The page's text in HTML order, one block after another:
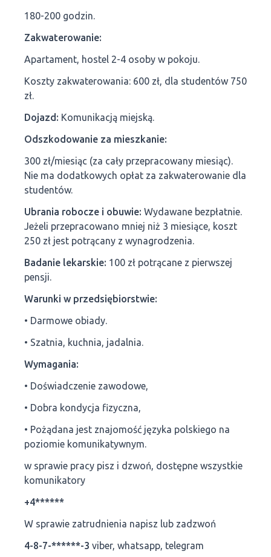
180-200 godzin.
Zakwaterowanie:
Apartament, hostel 2-4 osoby w pokoju.
Koszty zakwaterowania: 600 zł, dla studentów 750
zł.
Dojazd: Komunikacją miejską.
Odszkodowanie za mieszkanie:
300 zł/miesiąc (za cały przepracowany miesiąc).
Nie ma dodatkowych opłat za zakwaterowanie dla
studentów.
Ubrania robocze i obuwie: Wydawane bezpłatnie.
Jeżeli przepracowano mniej niż 3 miesiące, koszt
250 zł jest potrącany z wynagrodzenia.
Badanie lekarskie: 100 zł potrącane z pierwszej
pensji.
Warunki w przedsiębiorstwie:
• Darmowe obiady.
• Szatnia, kuchnia, jadalnia.
Wymagania:
• Doświadczenie zawodowe,
• Dobra kondycja fizyczna,
• Pożądana jest znajomość języka polskiego na
poziomie komunikatywnym.
w sprawie pracy pisz i dzwoń, dostępne wszystkie
komunikatory
+4******
W sprawie zatrudnienia napisz lub zadzwoń
4-8-7-******-3 viber, whatsapp, telegram